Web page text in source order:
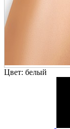
Цвет: белый